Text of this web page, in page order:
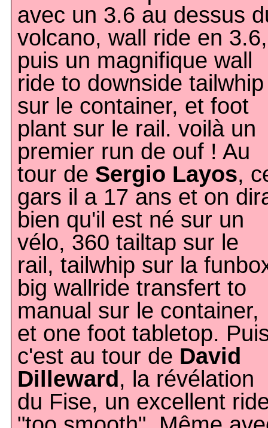
avec un 3.6 au dessus
volcano, wall ride en 3.6,
puis un magnifique wall
ride to downside tailwhip
sur le container, et foot
plant sur le rail. voilà un
premier run de ouf ! Au
tour de Sergio Layos,
gars il a 17 ans et on
bien qu'il est né sur un
vélo, 360 tailtap sur le
rail, tailwhip sur la
big wallride transfert to
manual sur le container,
et one foot tabletop.
c'est au tour de David
Dilleward , la révélation
du Fise, un excellent